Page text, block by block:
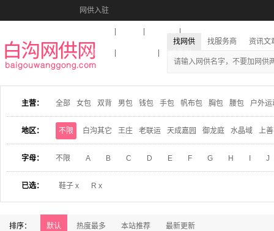
网供入驻
收藏本站
找网供 找服务商 资讯文
主营： 全部 女包 双背 男包 钱包 手包 帆布包 胸包 腰包 户外运
地区： 不限 白沟其它 王庄 老联运 天成嘉园 御龙庭 水晶域 上
字母： 不限 A B C D E F G H J
已选： 鞋子 x R x
排序： 默认 热度最多 本站推荐 最新更新